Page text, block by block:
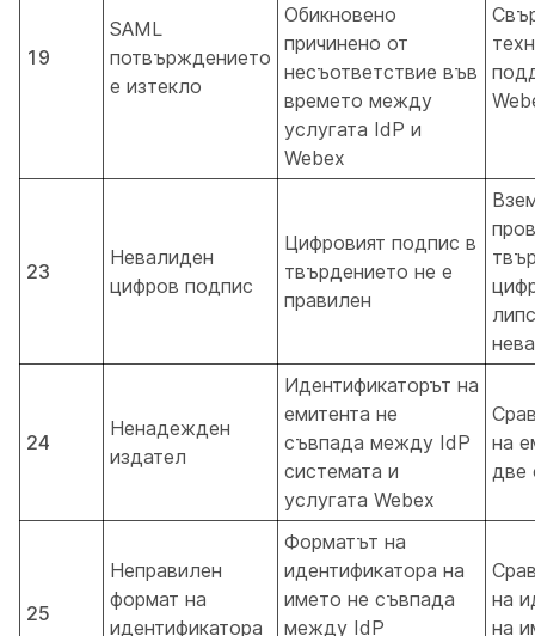
19
SAML
потвърждението
е изтекло
Обикновено
причинено от
несъответствие във
времето между
услугата IdP и
Webex
23
Невалиден
цифров подпис
Цифровият подпис в
твърдението не е
правилен
24
Ненадежден
издател
Идентификаторът на
емитента не
съвпада между IdP
системата и
услугата Webex
на
две
25
Неправилен
формат на
идентификатора
Форматът на
идентификатора на
името не съвпада
между IdP
на
на